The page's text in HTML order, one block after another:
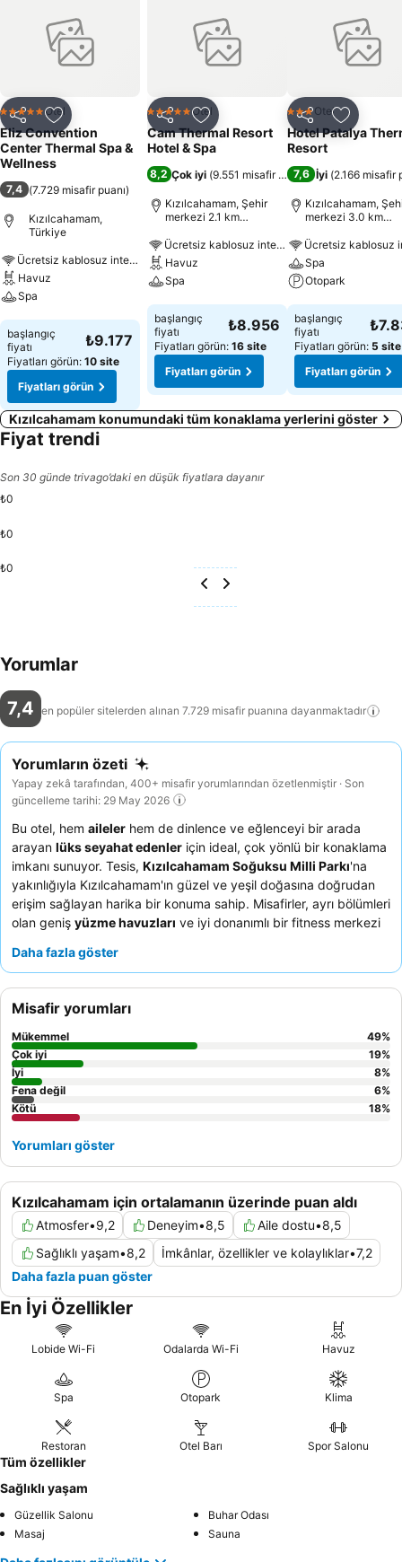
Paylaş Favorilerime ekle
5 Yıldız Otel
Eliz Convention
Center Thermal Spa &
Wellness
7,4 (7.729 misafir puanı)
Kızılcahamam,
Türkiye
Ücretsiz kablosuz internet
Havuz
Spa
Fiyatları görün
başlangıç
fiyatı
₺9.177
Fiyatları görün: 10 site
Fiyatları görün
Paylaş Favorilerime ekle
5 Yıldız Otel
Cam Thermal Resort
Hotel & Spa
8,2 Çok iyi (9.551 misafir puanı)
Kızılcahamam, Şehir
merkezi 2.1 km
Ücretsiz kablosuz internet
Havuz
Spa
Fiyatları görün
başlangıç
fiyatı
₺8.956
Fiyatları görün: 16 site
Fiyatları görün
Paylaş
3 YıldızOtel
Hotel Patalya
Resort
7,6 İyi (2.166 misafir
Kızılcahamam,
merkezi 3.0 km
Spa
Otopark
Fiyatları görün
başlangıç
fiyatı
Fiyatları görün: 5 site
Fiyatları görün
Kızılcahamam konumundaki tüm konaklama yerlerini göster
Fiyat trendi
Son 30 günde trivago’daki en düşük fiyatlara dayanır
₺0
₺0
₺0
Yorumlar
7,4 en popüler sitelerden alınan 7.729 misafir puanına dayanmaktadır
Yorumların özeti
Yapay zekâ tarafından, 400+ misafir yorumlarından özetlenmiştir · Son
güncelleme tarihi: 29 May 2026
Bu otel, hem aileler hem de dinlence ve eğlenceyi bir arada
arayan lüks seyahat edenler için ideal, çok yönlü bir konaklama
imkanı sunuyor. Tesis, Kızılcahamam Soğuksu Milli Parkı'na
yakınlığıyla Kızılcahamam'ın güzel ve yeşil doğasına doğrudan
erişim sağlayan harika bir konuma sahip. Misafirler, ayrı bölümleri
olan geniş yüzme havuzları ve iyi donanımlı bir fitness merkezi
Personel, kibar ve özenli hizmetleriyle sürekli övgü alırken,
konaklamayı tamamlıyor. Gerçekten konforlu bir konaklama için,
mutfak ve geniş balkon gibi olanaklar sunan ferah
konaklama birimlerini
Daha fazla göster
Kızılcahamam için ortalamanın üzerinde puan aldı
Atmosfer•9,2 Deneyim•8,5 Aile dostu•8,5
Sağlıklı yaşam•8,2 İmkânlar, özellikler ve kolaylıklar•7,2
Daha fazla puan göster
Misafir yorumları
Mükemmel 49%
Çok iyi
19%
İyi
8%
Fena değil
6%
Kötü
18%
Yorumları göster
En İyi Özellikler
Lobide Wi-Fi Odalarda Wi-Fi Havuz
Spa Otopark Klima
Restoran Otel Barı Spor Salonu
Tüm özellikler
Sağlıklı yaşam
Güzellik Salonu
Buhar Odası
Masaj
Sauna